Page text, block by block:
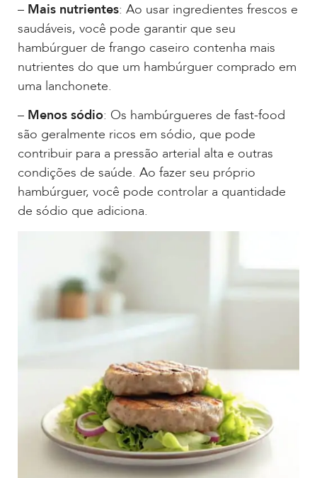
– Mais nutrientes: Ao usar ingredientes frescos e
saudáveis, você pode garantir que seu
hambúrguer de frango caseiro contenha mais
nutrientes do que um hambúrguer comprado em
uma lanchonete.
– Menos sódio: Os hambúrgueres de fast-food
são geralmente ricos em sódio, que pode
contribuir para a pressão arterial alta e outras
condições de saúde. Ao fazer seu próprio
hambúrguer, você pode controlar a quantidade
de sódio que adiciona.